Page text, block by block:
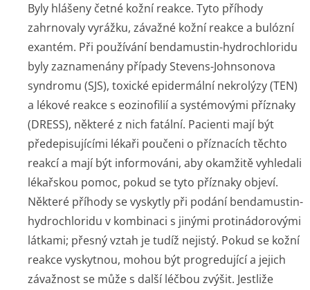
Byly hlášeny četné kožní reakce. Tyto příhody
zahrnovaly vyrážku, závažné kožní reakce a bulózní
exantém. Při používání bendamustin-hydrochloridu
byly zaznamenány případy Stevens-Johnsonova
syndromu (SJS), toxické epidermální nekrolýzy (TEN)
a lékové reakce s eozinofilií a systémovými příznaky
(DRESS), některé z nich fatální. Pacienti mají být
předepisujícími lékaři poučeni o příznacích těchto
reakcí a mají být informováni, aby okamžitě vyhledali
lékařskou pomoc, pokud se tyto příznaky objeví.
Některé příhody se vyskytly při podání bendamustin-
hydrochloridu v kombinaci s jinými protinádorovými
látkami; přesný vztah je tudíž nejistý. Pokud se kožní
reakce vyskytnou, mohou být progredující a jejich
závažnost se může s další léčbou zvýšit. Jestliže